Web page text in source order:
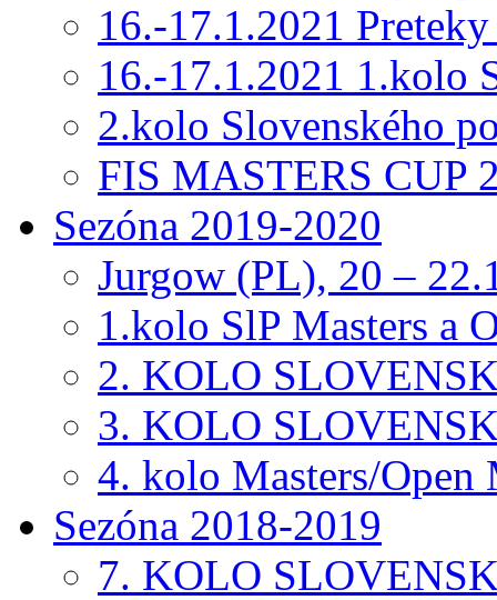
16.-17.1.2021
16.-17.1.2021 1.kolo
2.kolo Slovenského
FIS MASTERS CUP
Sezóna 2019-2020
Jurgow (PL), 20 –
1.kolo SlP Masters a
2. KOLO
3. KOLO
4. kolo Masters/
Sezóna 2018-2019
7. KOLO